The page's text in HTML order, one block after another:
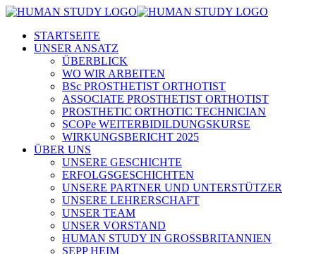
STARTSEITE
UNSER ANSATZ
ÜBERBLICK
WO WIR ARBEITEN
BSc PROSTHETIST ORTHOTIST
ASSOCIATE PROSTHETIST ORTHOTIST
PROSTHETIC ORTHOTIC TECHNICIAN
SCOPe WEITERBIDILDUNGSKURSE
WIRKUNGSBERICHT 2025
ÜBER UNS
UNSERE GESCHICHTE
ERFOLGSGESCHICHTEN
UNSERE PARTNER UND UNTERSTÜTZER
UNSERE LEHRERSCHAFT
UNSER TEAM
UNSER VORSTAND
HUMAN STUDY IN GROSSBRITANNIEN
SEPP HEIM